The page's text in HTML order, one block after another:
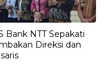
Bank NTT Sepakati
Direksi dan